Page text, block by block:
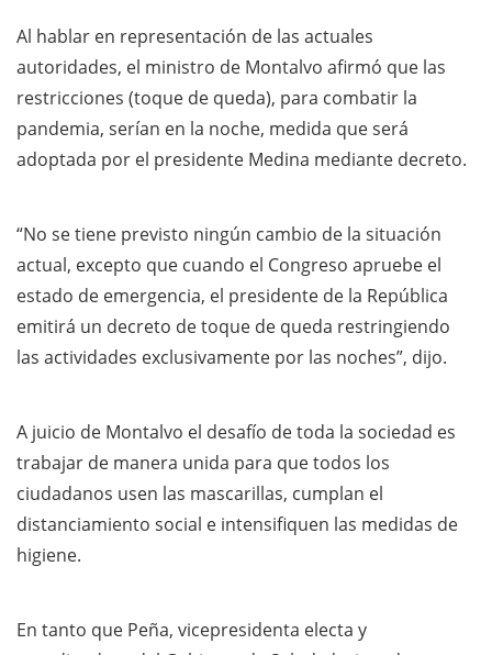
Al hablar en representación de las actuales
autoridades, el ministro de Montalvo afirmó que las
restricciones (toque de queda), para combatir la
pandemia, serían en la noche, medida que será
adoptada por el presidente Medina mediante decreto.
“No se tiene previsto ningún cambio de la situación
actual, excepto que cuando el Congreso apruebe el
estado de emergencia, el presidente de la República
emitirá un decreto de toque de queda restringiendo
las actividades exclusivamente por las noches”, dijo.
A juicio de Montalvo el desafío de toda la sociedad es
trabajar de manera unida para que todos los
ciudadanos usen las mascarillas, cumplan el
distanciamiento social e intensifiquen las medidas de
higiene.
En tanto que Peña, vicepresidenta electa y